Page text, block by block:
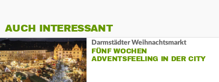
AUCH INTERESSANT
Darmstädter Weihnachtsmarkt
FÜNF WOCHEN
ADVENTSFEELING IN DER CITY